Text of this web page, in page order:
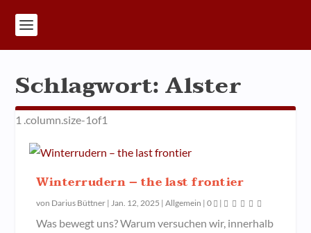
Schlagwort:Alster
Winterrudern – the last frontier
von Darius Büttner |Jan. 12, 2025 |Allgemein |0 |
Was bewegt uns? Warum versuchen wir, innerhalb